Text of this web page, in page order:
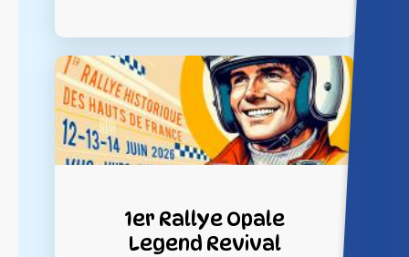
1er Rallye Opale
Legend Revival